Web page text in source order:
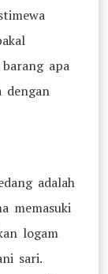
apa
dengan
adalah
memasuki
logam
sari.